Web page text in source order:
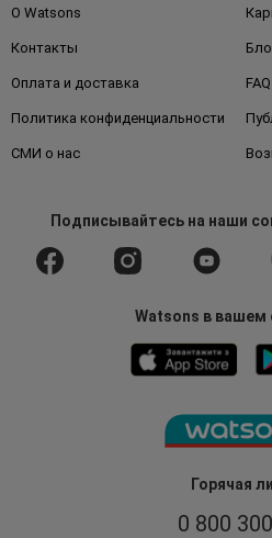
Горячая
0 800
О Watsons
Контакты
Оплата и доставка FAQ
Политика конфиденциальности
СМИ о нас
Подписывайтесьна наши
Watsons в вашем